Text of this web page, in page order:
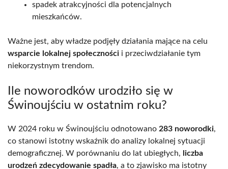
spadek atrakcyjności dla potencjalnych
mieszkańców.
Ważne jest, aby władze podjęły działania mające na celu
wsparcie lokalnej społeczności i przeciwdziałanie tym
niekorzystnym trendom.
Ile noworodków urodziło się w
Świnoujściu w ostatnim roku?
W 2024 roku w Świnoujściu odnotowano 283 noworodki,
co stanowi istotny wskaźnik do analizy lokalnej sytuacji
demograficznej. W porównaniu do lat ubiegłych, liczba
urodzeń zdecydowanie spadła, a to zjawisko ma istotny